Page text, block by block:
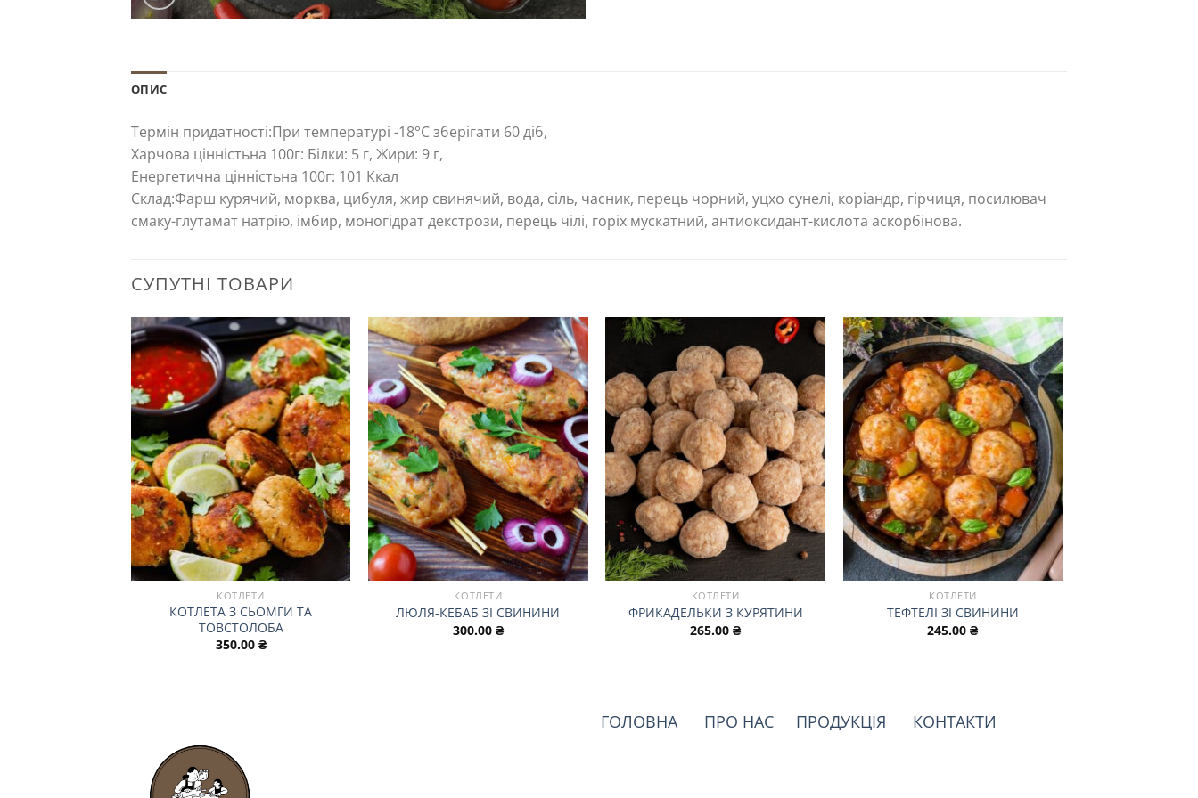
ОПИС
Термін придатності:При температурі -18°С зберігати 60 діб,
Харчова цінністьна 100г: Білки: 5 г, Жири: 9 г,
Енергетична цінністьна 100г: 101 Ккал
Склад:Фарш курячий, морква, цибуля, жир свинячий, вода, сіль, часник, перець чорний, уцхо сунелі, коріандр, гірчиця, посилювач
смаку-глутамат натрію, імбир, моногідрат декстрози, перець чілі, горіх мускатний, антиоксидант-кислота аскорбінова.
СУПУТНІ ТОВАРИ
КОТЛЕТИ
КОТЛЕТА З СЬОМГИ ТА
ТОВСТОЛОБА
350.00 ₴
КОТЛЕТИ
ЛЮЛЯ-КЕБАБ ЗІ СВИНИНИ
300.00 ₴
КОТЛЕТИ
ФРИКАДЕЛЬКИ З КУРЯТИНИ
265.00₴
КОТЛЕТИ
ТЕФТЕЛІ ЗІ СВИНИНИ
245.00₴
ГОЛОВНА ПРО НАС ПРОДУКЦІЯ КОНТАКТИ